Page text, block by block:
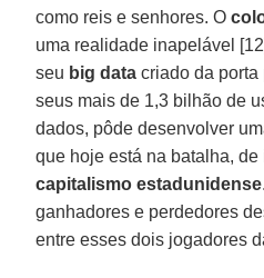
como reis e senhores. O
uma realidade inapelável
seu big data criado da porta
seus mais de 1,3 bilhão de
dados, pôde desenvolver
que hoje está na batalha,
capitalismo estadunidense
ganhadores e perdedores
entre esses dois jogadores